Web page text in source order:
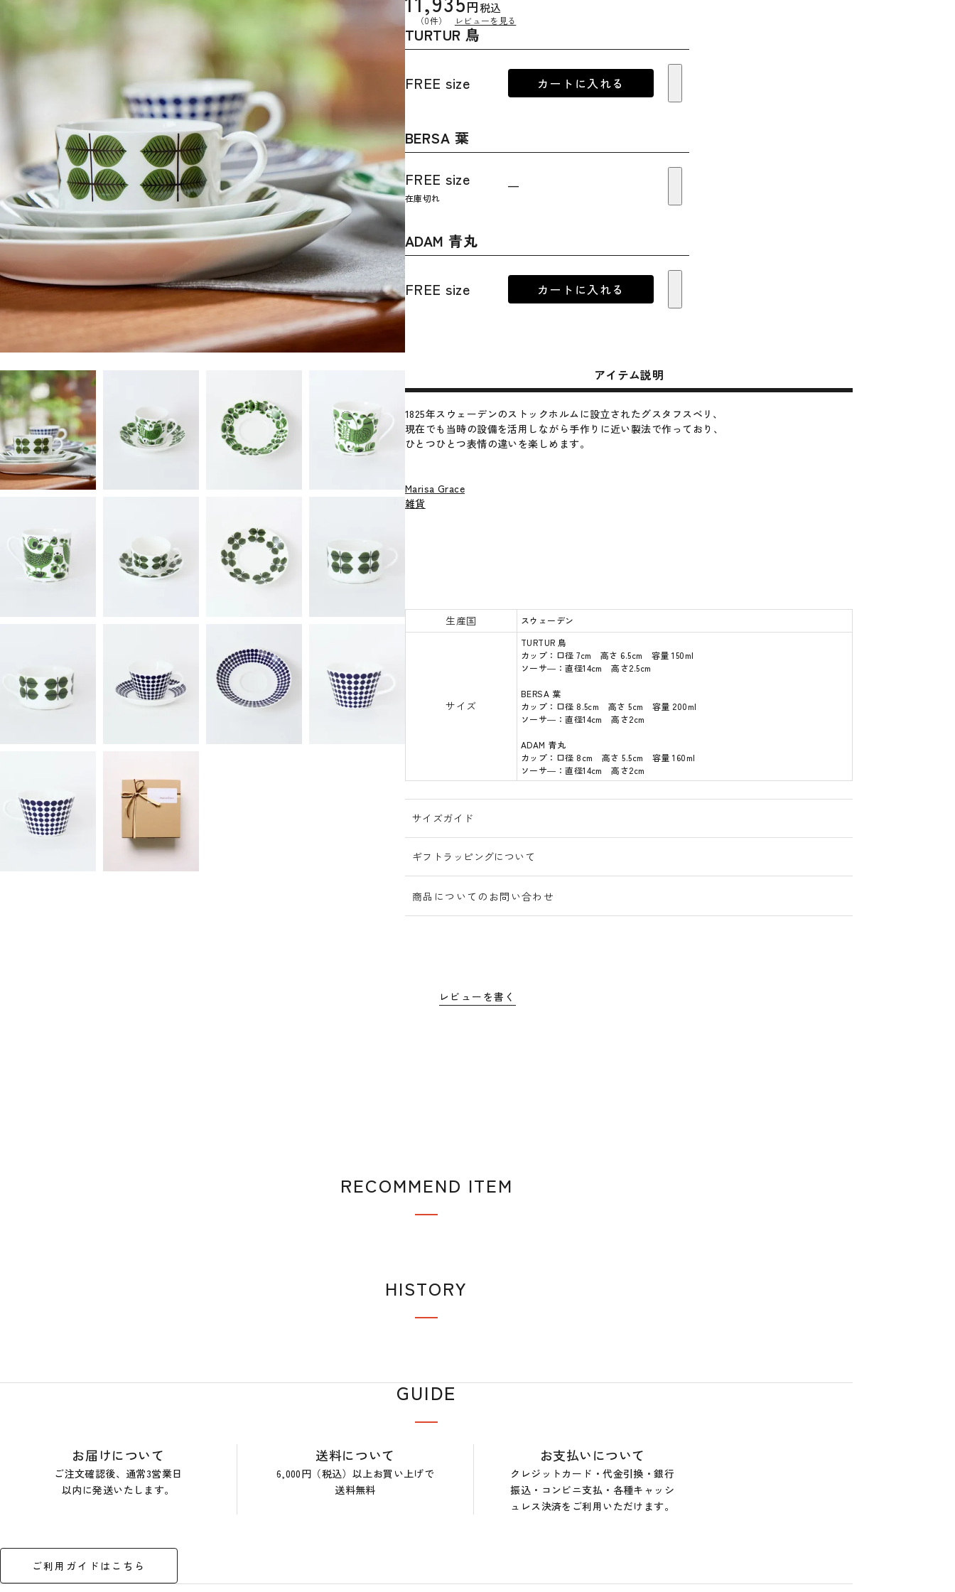
税込
（0件） レビューを見る
TURTUR 鳥
FREE size カートに入れる
BERSA 葉
FREE size
在庫切れ
—
ADAM 青丸
FREE size カートに入れる
アイテム説明
1825年スウェーデンのストックホルムに設立されたグスタフスベリ、
現在でも当時の設備を活用しながら手作りに近い製法で作っており、
ひとつひとつ表情の違いを楽しめます。
Marisa Grace
雑貨
生産国 スウェーデン
サイズ
TURTUR 鳥
カップ：口径 7cm 高さ 6.5cm 容量 150ml
ソーサ―：直径14cm 高さ2.5cm
BERSA 葉
カップ：口径 8.5cm 高さ 5cm 容量 200ml
ソーサ―：直径14cm 高さ2cm
ADAM 青丸
カップ：口径 8cm 高さ 5.5cm 容量 160ml
ソーサ―：直径14cm 高さ2cm
サイズガイド
ギフトラッピングについて
商品についてのお問い合わせ
レビューを書く
RECOMMEND ITEM
HISTORY
GUIDE
お届けについて
ご注文確認後、通常3営業日
以内に発送いたします。
送料について
6,000円（税込）以上お買い上げで
送料無料
お支払いについて
クレジットカード・代金引換・銀行
振込・コンビニ支払・各種キャッシ
ュレス決済をご利用いただけます。
ご利用ガイドはこちら